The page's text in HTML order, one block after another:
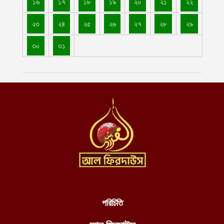
আগস্ট ৯, ২০২৬
বাগেরহাটে ঘর ভাড়া পরিশোধে ৫০০ টাকায় মাথার চুল বিক্রি করলেন অসহায়
নারী, ২ সন্তান নিয়ে থাকেন রেললাইনে
মাত্র পাঁচ বছরে বদলে গেছে আফগানিস্তান, নিরাপত্তা ও উন্নয়নে ইমারাতে
যশোরে ঘর থেকে মা-ছেলের হাত-পা বাঁধা লাশ উদ্ধার
ভারতীয় যুবককে ধরে আনল স্থানীয়রা
২৩ ২৪ ২৫ ২৬ ২৭ ২৮ ২৯
৩০ ৩১
পরিচিতি